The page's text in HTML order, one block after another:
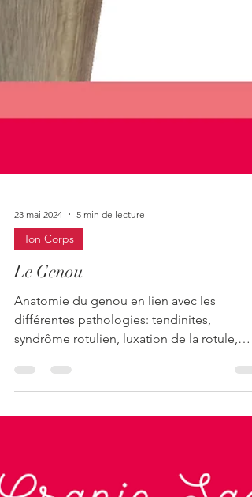
23 mai 2024
Ton Corps
Le Genou
Anatomie du genou en lien avec les
différentes pathologies: tendinites,
syndrôme rotulien, luxation de la rotule,